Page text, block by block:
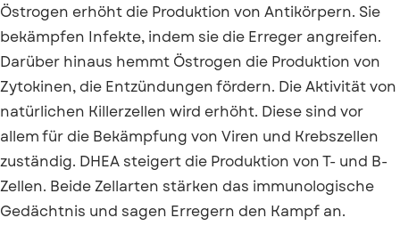
Östrogen erhöht die Produktion von Antikörpern. Sie
bekämpfen Infekte, indem sie die Erreger angreifen.
Darüber hinaus hemmt Östrogen die Produktion von
Zytokinen, die Entzündungen fördern. Die Aktivität von
natürlichen Killerzellen wird erhöht. Diese sind vor
allem für die Bekämpfung von Viren und Krebszellen
zuständig. DHEA steigert die Produktion von T- und B-
Zellen. Beide Zellarten stärken das immunologische
Gedächtnis und sagen Erregern den Kampf an.